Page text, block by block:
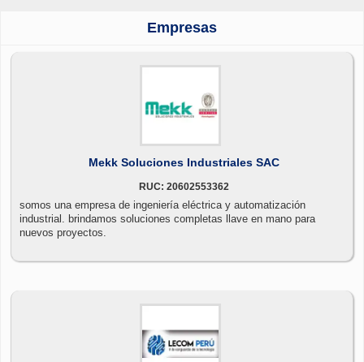
Empresas
Mekk Soluciones Industriales SAC
RUC: 20602553362
somos una empresa de ingeniería eléctrica y automatización
industrial. brindamos soluciones completas llave en mano para
nuevos proyectos.